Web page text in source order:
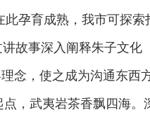
孕育成熟，我市可探索
故事深入阐释朱子文化
念，使之成为沟通东西
，武夷岩茶香飘四海。